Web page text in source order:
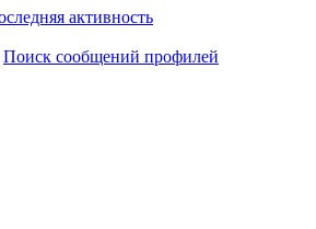
активность
Поиск сообщений профилей